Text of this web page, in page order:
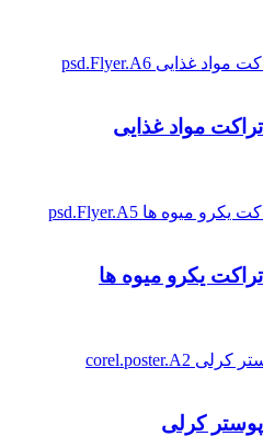
تراکت مواد غذایی
تراکت یکرو میوه ها
پوستر کرلی